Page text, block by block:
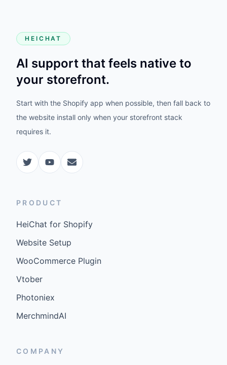
HEICHAT
AI support that feels native to
your storefront.
Start with the Shopify app when possible, then fall back to
the website install only when your storefront stack
requires it.
PRODUCT
HeiChat for Shopify
Website Setup
WooCommerce Plugin
Vtober
Photoniex
MerchmindAI
COMPANY